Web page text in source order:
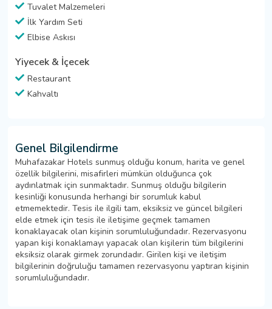
Tuvalet Malzemeleri
İlk Yardım Seti
Elbise Askısı
Yiyecek & İçecek
Restaurant
Kahvaltı
Genel Bilgilendirme
Muhafazakar Hotels sunmuş olduğu konum, harita ve genel
özellik bilgilerini, misafirleri mümkün olduğunca çok
aydınlatmak için sunmaktadır. Sunmuş olduğu bilgilerin
kesinliği konusunda herhangi bir sorumluk kabul
etmemektedir. Tesis ile ilgili tam, eksiksiz ve güncel bilgileri
elde etmek için tesis ile iletişime geçmek tamamen
konaklayacak olan kişinin sorumluluğundadır. Rezervasyonu
yapan kişi konaklamayı yapacak olan kişilerin tüm bilgilerini
eksiksiz olarak girmek zorundadır. Girilen kişi ve iletişim
bilgilerinin doğruluğu tamamen rezervasyonu yaptıran kişinin
sorumluluğundadır.